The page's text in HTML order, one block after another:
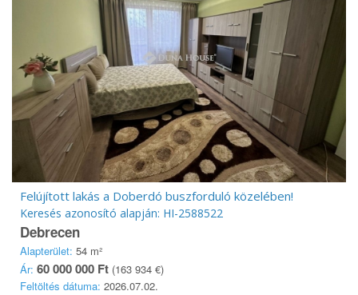
Felújított lakás a Doberdó buszforduló közelében!
Keresés azonosító alapján: HI-2588522
Debrecen
Alapterület: 54 m²
Ár: 60 000 000 Ft (163 934 €)
Feltöltés dátuma: 2026.07.02.